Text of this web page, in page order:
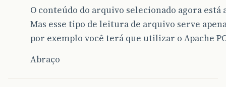
O conteúdo do arquivo selecionado agora
Mas esse tipo de leitura de arquivo serve
por exemplo você terá que utilizar o Apache
Abraço